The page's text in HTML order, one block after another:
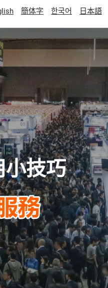
簡体字 한국어 日本語
小技巧